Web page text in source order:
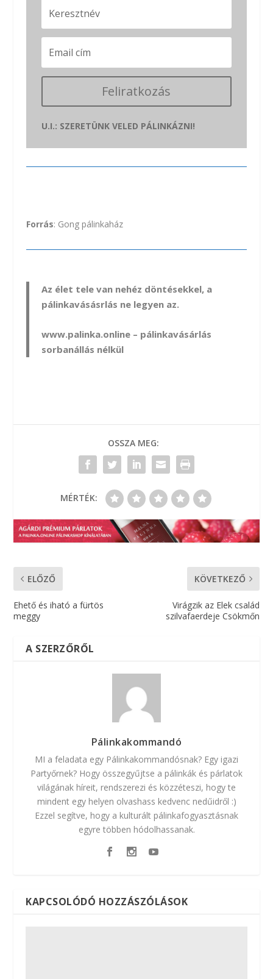
Feliratkozás
U.I.: SZERETÜNK VELED PÁLINKÁZNI!
Forrás: Gong pálinkaház
Az élet tele van nehéz döntésekkel, a
pálinkavásásrlás ne legyen az.
www.palinka.online– pálinkavásárlás
sorbanállás nélkül
OSSZA MEG:
MÉRTÉK:
ELŐZŐ
Ehető és iható a fürtös
meggy
KÖVETKEZŐ
Virágzik az Elek család
szilvafaerdeje Csökmőn
A SZERZŐRŐL
Pálinkakommandó
MI a feladata egy Pálinkakommandósnak? Egy igazi
Partyőrnek? Hogy összegyűjtse a pálinkák és párlatok
világának híreit, rendszerezi és közzéteszi, hogy te
mindent egy helyen olvashass kedvenc nedűidről :)
Ezzel segítve, hogy a kulturált pálinkafogyasztásnak
egyre többen hódolhassanak.
KAPCSOLÓDÓ HOZZÁSZÓLÁSOK